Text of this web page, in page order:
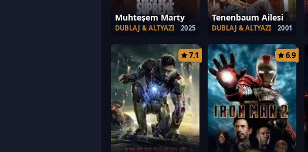
Muhteşem Marty
2025
DUBLAJ & ALTYAZI
Tenenbaum Ailesi
2001
DUBLAJ & ALTYAZI
7.1 6.9